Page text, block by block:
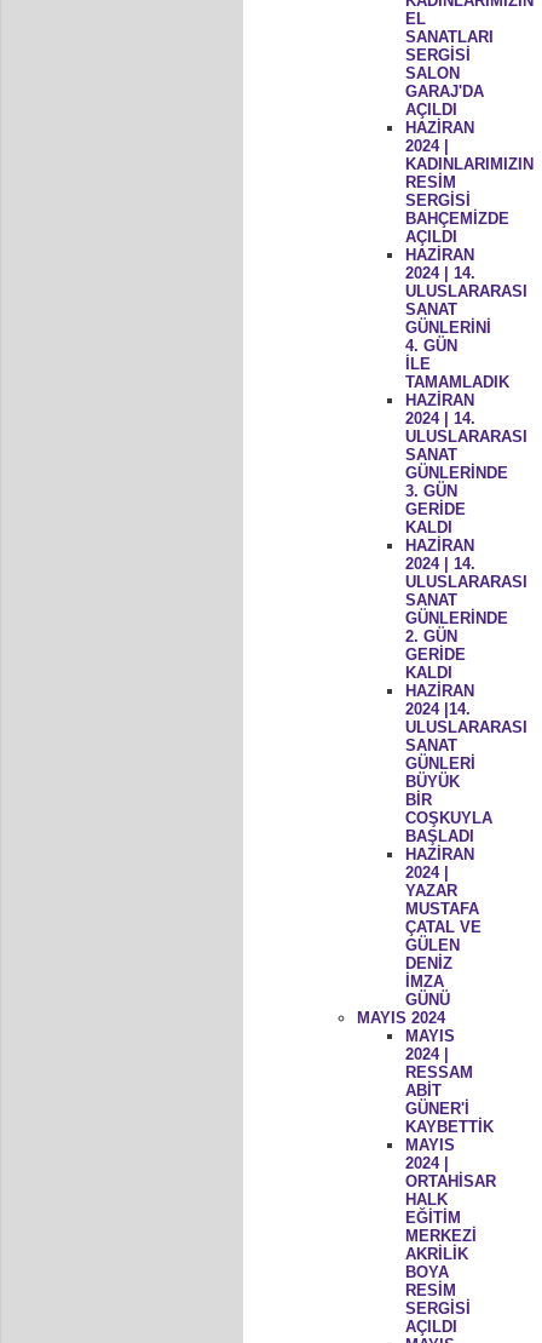
EL
SANATLARI
SERGİSİ
SALON
GARAJ'DA
AÇILDI
HAZİRAN
2024 |
KADINLARIMIZIN
RESİM
SERGİSİ
BAHÇEMİZDE
AÇILDI
HAZİRAN
2024 | 14.
ULUSLARARASI
SANAT
GÜNLERİNİ
4. GÜN
İLE
TAMAMLADIK
HAZİRAN
2024 | 14.
ULUSLARARASI
SANAT
GÜNLERİNDE
3. GÜN
GERİDE
KALDI
HAZİRAN
2024 | 14.
ULUSLARARASI
SANAT
GÜNLERİNDE
2. GÜN
GERİDE
KALDI
HAZİRAN
2024 |14.
ULUSLARARASI
SANAT
GÜNLERİ
BÜYÜK
BİR
COŞKUYLA
BAŞLADI
HAZİRAN
2024 |
YAZAR
MUSTAFA
ÇATAL VE
GÜLEN
DENİZ
İMZA
GÜNÜ
MAYIS 2024
MAYIS
2024 |
RESSAM
ABİT
GÜNER'İ
KAYBETTİK
MAYIS
2024 |
ORTAHİSAR
HALK
EĞİTİM
MERKEZİ
AKRİLİK
BOYA
RESİM
SERGİSİ
AÇILDI